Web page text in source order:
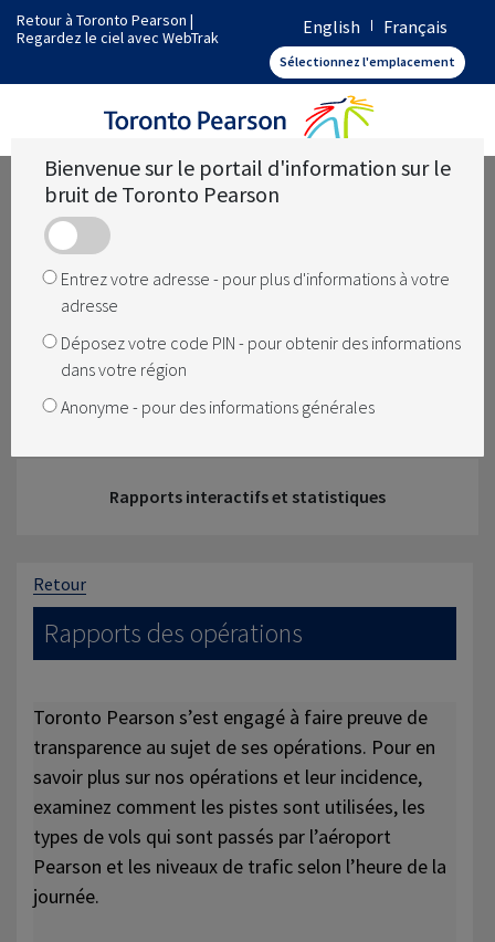
Retour à Toronto Pearson |
Regardez le ciel avec WebTrak
English Français
Sélectionnez l'emplacement
Bienvenue sur le portail d'information sur le
bruit de Toronto Pearson
Entrez votre adresse - pour plus d'informations à votre
adresse
Déposez votre code PIN - pour obtenir des informations
dans votre région
Anonyme - pour des informations générales
Comment fonctionne Toronto Pearson
L'aéroport ferme-t-il la nuit
Rapports interactifs et statistiques
Retour
Rapports des opérations
Toronto Pearson s’est engagé à faire preuve de
transparence au sujet de ses opérations. Pour en
savoir plus sur nos opérations et leur incidence,
examinez comment les pistes sont utilisées, les
types de vols qui sont passés par l’aéroport
Pearson et les niveaux de trafic selon l’heure de la
journée.